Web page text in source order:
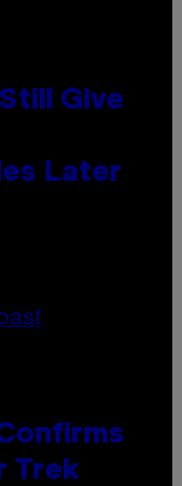
Give
Later
Trek